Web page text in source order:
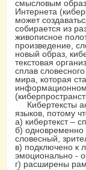
смысловым
Интернета
может
собирается из
живописное
произведение,
новый образ,
текстовая
сплав
мира, которая
Кибертексты
языков, потому
а) кибертекст –
б) одновременно
словесный,
в) подключено к
эмоционально -
г) расширены